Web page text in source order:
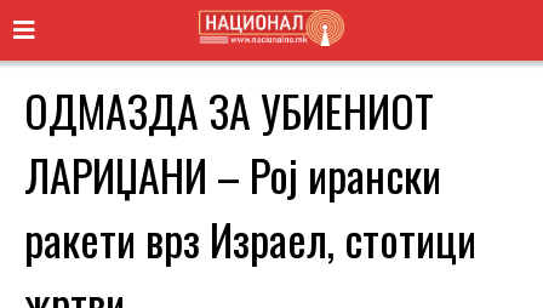
ОДМАЗДА ЗА УБИЕНИОТ
ЛАРИЏАНИ – Рој ирански
ракети врз Израел, стотици